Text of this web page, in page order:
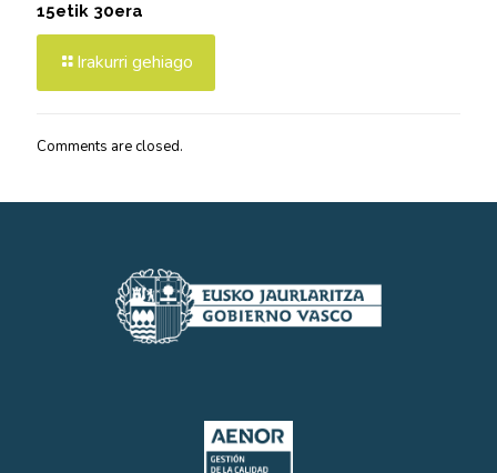
15etik 30era
Irakurri gehiago
Comments are closed.